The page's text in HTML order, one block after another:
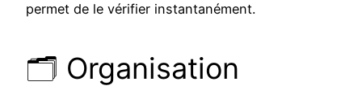
permet de le vérifier instantanément.
🗂️ Organisation